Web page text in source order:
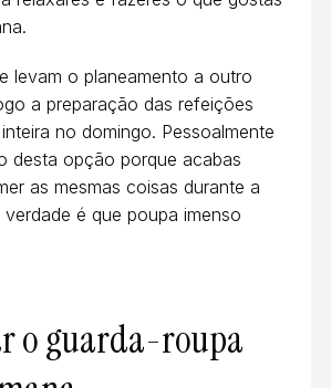
levam o planeamento a outro
a preparação das refeições
no domingo. Pessoalmente
desta opção porque acabas
as mesmas coisas durante a
é que poupa imenso
o guarda-roupa